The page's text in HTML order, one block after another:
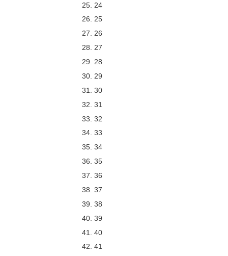
24
25
26
27
28
29
30
31
32
33
34
35
36
37
38
39
40
41